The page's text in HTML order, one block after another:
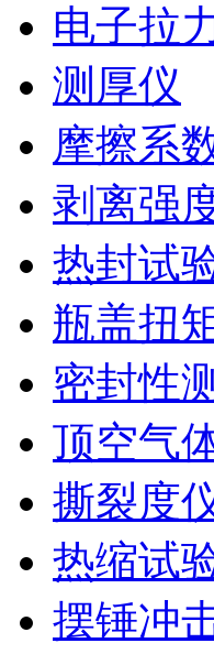
电子拉
测厚仪
摩擦系
剥离强
热封试
瓶盖扭
密封性
顶空气
撕裂度
热缩试
摆锤冲